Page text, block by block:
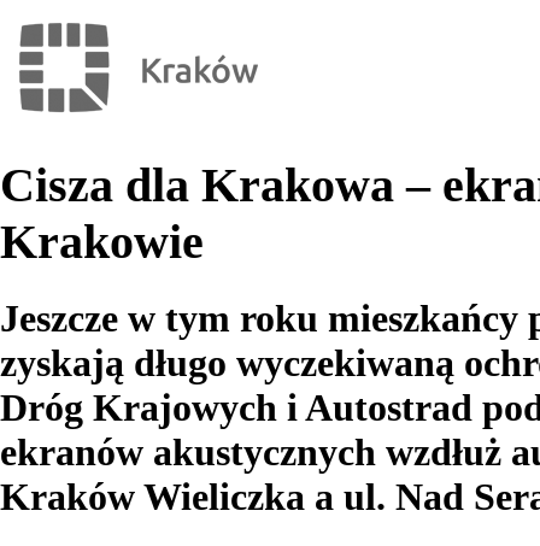
Cisza dla Krakowa –
Krakowie
Jeszcze w tym roku
zyskają długo wyczekiwaną
Dróg Krajowych i Autostrad
ekranów akustycznych wzdłuż
Kraków Wieliczka a ul. Nad